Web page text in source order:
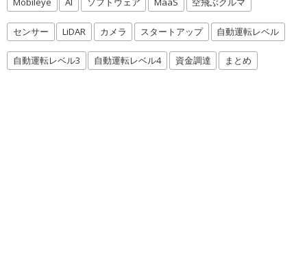
センサー LiDAR カメラ スタートアップ 自動運転レベル
自動運転レベル3 自動運転レベル4 資金調達 まとめ